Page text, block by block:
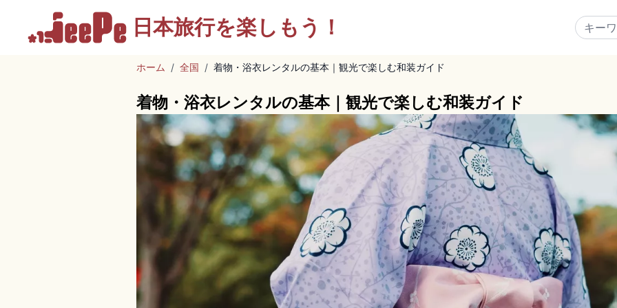
日本旅行を楽しもう！
ホーム / 全国 / 着物・浴衣レンタルの基本｜観光で楽しむ和装ガイド
着物・浴衣レンタルの基本｜観光で楽しむ和装ガイド